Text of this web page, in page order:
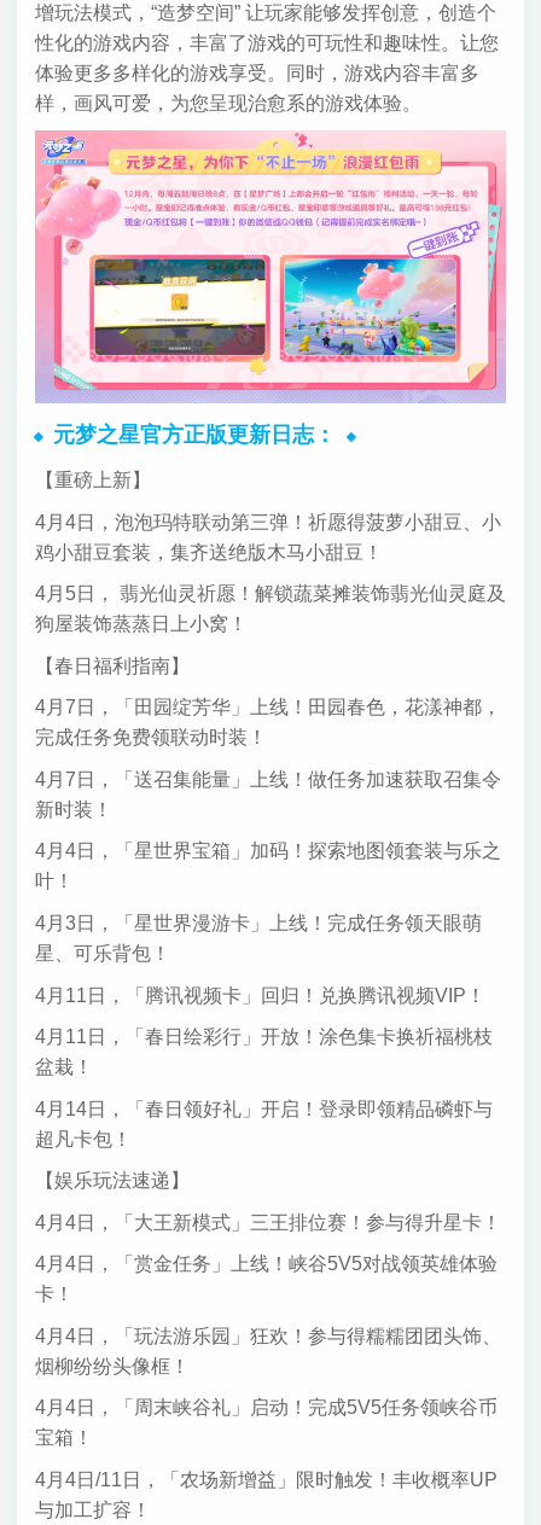
增玩法模式，“造梦空间” 让玩家能够发挥创意，创造个
性化的游戏内容，丰富了游戏的可玩性和趣味性。让您
体验更多多样化的游戏享受。同时，游戏内容丰富多
样，画风可爱，为您呈现治愈系的游戏体验。
元梦之星官方正版更新日志：
【重磅上新】
4月4日，泡泡玛特联动第三弹！祈愿得菠萝小甜豆、小
鸡小甜豆套装，集齐送绝版木马小甜豆！
4月5日， 翡光仙灵祈愿！解锁蔬菜摊装饰翡光仙灵庭及
狗屋装饰蒸蒸日上小窝！
【春日福利指南】
4月7日，「田园绽芳华」上线！田园春色，花漾神都，
完成任务免费领联动时装！
4月7日，「送召集能量」上线！做任务加速获取召集令
新时装！
4月4日，「星世界宝箱」加码！探索地图领套装与乐之
叶！
4月3日，「星世界漫游卡」上线！完成任务领天眼萌
星、可乐背包！
4月11日，「腾讯视频卡」回归！兑换腾讯视频VIP！
4月11日，「春日绘彩行」开放！涂色集卡换祈福桃枝
盆栽！
4月14日，「春日领好礼」开启！登录即领精品磷虾与
超凡卡包！
【娱乐玩法速递】
4月4日，「大王新模式」三王排位赛！参与得升星卡！
4月4日，「赏金任务」上线！峡谷5V5对战领英雄体验
卡！
4月4日，「玩法游乐园」狂欢！参与得糯糯团团头饰、
烟柳纷纷头像框！
4月4日，「周末峡谷礼」启动！完成5V5任务领峡谷币
宝箱！
4月4日/11日，「农场新增益」限时触发！丰收概率UP
与加工扩容！